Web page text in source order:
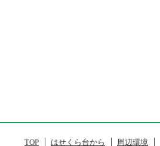
TOP はせくら台から 周辺環境